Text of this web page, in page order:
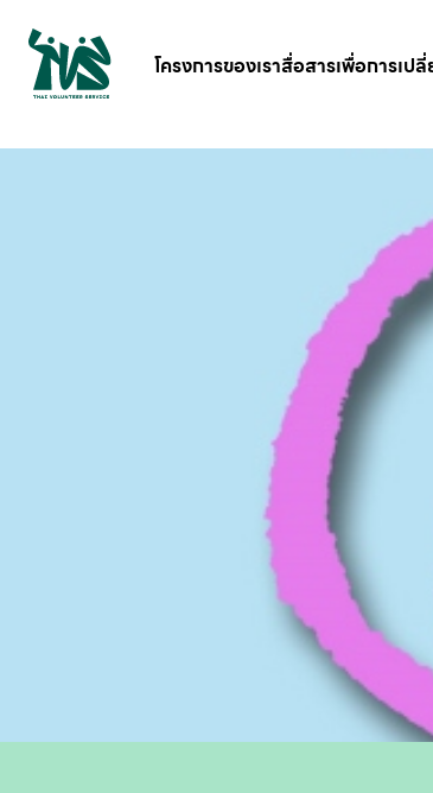
โครงการของเราสื่อสารเพื่อการเป